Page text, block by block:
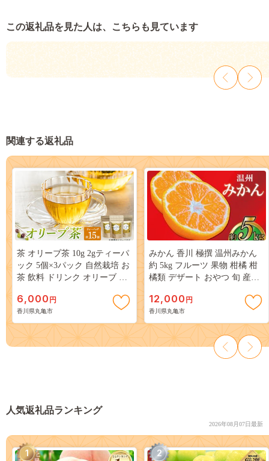
この返礼品を見た人は、こちらも見ています
関連する返礼品
茶 オリーブ茶 10g 2gティーパ
ック 5個×3パック 自然栽培 お
茶 飲料 ドリンク オリーブ テ
6,000 円
香川県丸亀市
みかん 香川 極撰 温州みかん
約 5kg フルーツ 果物 柑橘 柑
橘類 デザート おやつ 旬 産地
フルーツ お取り寄せ 取り寄せ
送料無料 温州ミカン ミカン
蜜柑
12,000 円
香川県丸亀市
人気返礼品ランキング
2026年08月07日最新
1 2